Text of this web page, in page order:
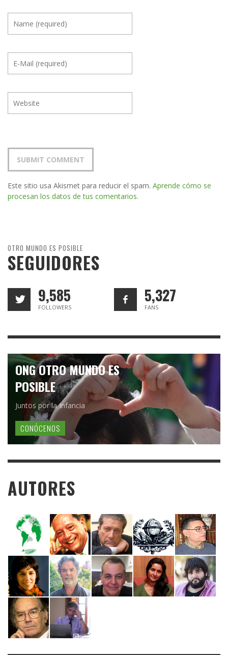
Este sitio usa Akismet para reducir el spam. Aprende cómo se
procesan los datos de tus comentarios.
OTRO MUNDO ES POSIBLE
SEGUIDORES
9,585
FOLLOWERS
5,327
FANS
ONG OTRO MUNDO ES
POSIBLE
Juntos por la Infancia
CONÓCENOS
AUTORES